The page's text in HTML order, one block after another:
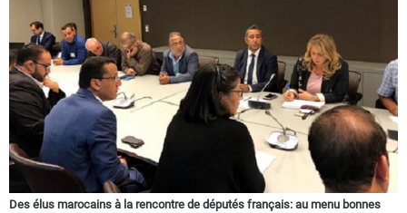
Des élus marocains à la rencontre de députés français: au menu bonnes